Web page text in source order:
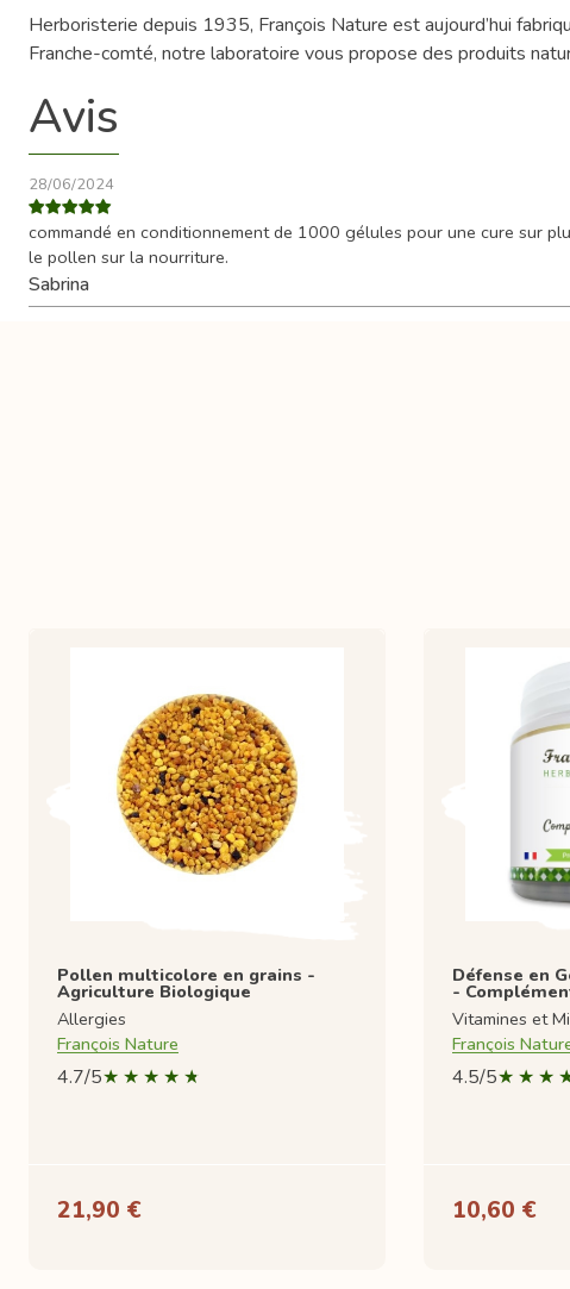
Herboristerie depuis 1935, François Nature est aujourd’hui
Franche-comté, notre laboratoire vous propose des produits
Avis
28/06/2024
commandé en conditionnement de 1000 gélules pour une cure sur
le pollen sur la nourriture.
Sabrina
Pollen multicolore en grains -
Agriculture Biologique
Allergies
François Nature
4.7/5
21,90 €
Défense en
-
Vitamines et
François
4.5/5
10,60 €